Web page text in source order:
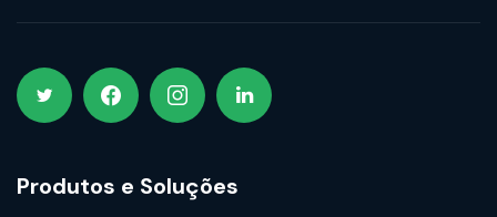
Produtos e Soluções